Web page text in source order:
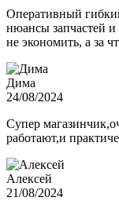
Оперативный
нюансы запчастей и
не экономить, а за
Дима
24/08/2024
Супер
работают,и
Алексей
21/08/2024